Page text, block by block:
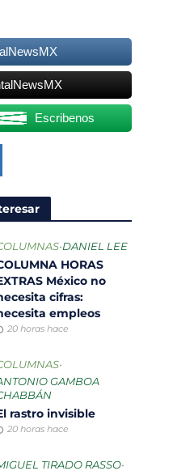
Escribenos
•DANIEL LEE
HORAS
México no
cifras:
empleos
20 horas hace
•
GAMBOA
rastro invisible
20 horas hace
TIRADO RASSO•